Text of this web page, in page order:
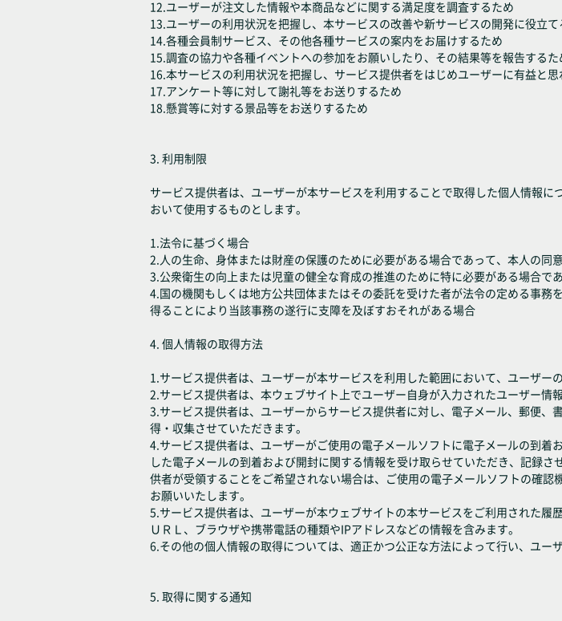
12.ユーザーが注文した情報や本商品などに関する満足度を調査するため
13.ユーザーの利用状況を把握し、本サービスの改善や新サービスの開発に役立て
14.各種会員制サービス、その他各種サービスの案内をお届けするため
15.調査の協力や各種イベントへの参加をお願いしたり、その結果等を報告するた
16.本サービスの利用状況を把握し、サービス提供者をはじめユーザーに有益と
17.アンケート等に対して謝礼等をお送りするため
18.懸賞等に対する景品等をお送りするため
3. 利用制限
サービス提供者は、ユーザーが本サービスを利用することで取得した個人情報
おいて使用するものとします。
1.法令に基づく場合
2.人の生命、身体または財産の保護のために必要がある場合であって、本人の同
3.公衆衛生の向上または児童の健全な育成の推進のために特に必要がある場合で
4.国の機関もしくは地方公共団体またはその委託を受けた者が法令の定める事
得ることにより当該事務の遂行に支障を及ぼすおそれがある場合
4. 個人情報の取得方法
1.サービス提供者は、ユーザーが本サービスを利用した範囲において、ユーザー
2.サービス提供者は、本ウェブサイト上でユーザー自身が入力されたユーザー情
3.サービス提供者は、ユーザーからサービス提供者に対し、電子メール、郵便
得・収集させていただきます。
4.サービス提供者は、ユーザーがご使用の電子メールソフトに電子メールの到
した電子メールの到着および開封に関する情報を受け取らせていただき、記録
供者が受領することをご希望されない場合は、ご使用の電子メールソフトの確
お願いいたします。
5.サービス提供者は、ユーザーが本ウェブサイトの本サービスをご利用された
ＵＲＬ、ブラウザや携帯電話の種類やIPアドレスなどの情報を含みます。
6.その他の個人情報の取得については、適正かつ公正な方法によって行い、ユー
5. 取得に関する通知